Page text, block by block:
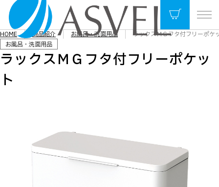
HOME 商品紹介 お風呂・洗面用品
ラックスＭＧフタ付フリーポケ
お風呂・洗面用品
ラックスＭＧフタ付フリーポケッ
ト